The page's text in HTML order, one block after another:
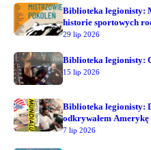
Biblioteka legionisty:
historie sportowych
29 lip 2026
Biblioteka legionisty:
15 lip 2026
Biblioteka legionisty:
odkrywałem Amerykę
7 lip 2026